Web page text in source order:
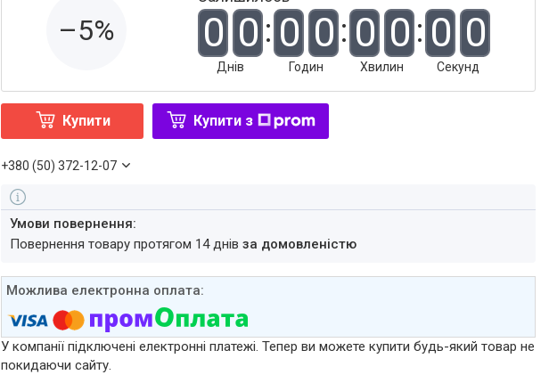
–5% 0 0
Днів
0 0
Годин
0 0
Хвилин
0 0
Секунд
Купити Купити з
+380 (50) 372-12-07
повернення товару протягом 14 днівза домовленістю
У компанії підключені електронні платежі. Тепер ви можете купити будь-який товар не
покидаючи сайту.